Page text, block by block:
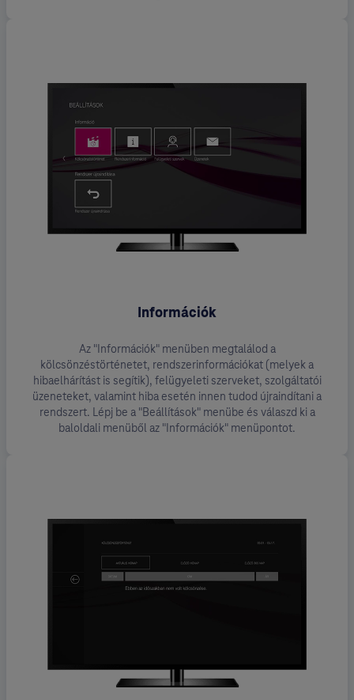
Információk
Az "Információk" menüben megtalálod a
kölcsönzéstörténetet, rendszerinformációkat (melyek a
hibaelhárítást is segítik), felügyeleti szerveket, szolgáltatói
üzeneteket, valamint hiba esetén innen tudod újraindítani a
rendszert. Lépj be a "Beállítások" menübe és válaszd ki a
baloldali menüből az "Információk" menüpontot.